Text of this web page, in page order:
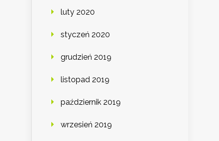
luty 2020
styczeń 2020
grudzień 2019
listopad 2019
październik 2019
wrzesień 2019